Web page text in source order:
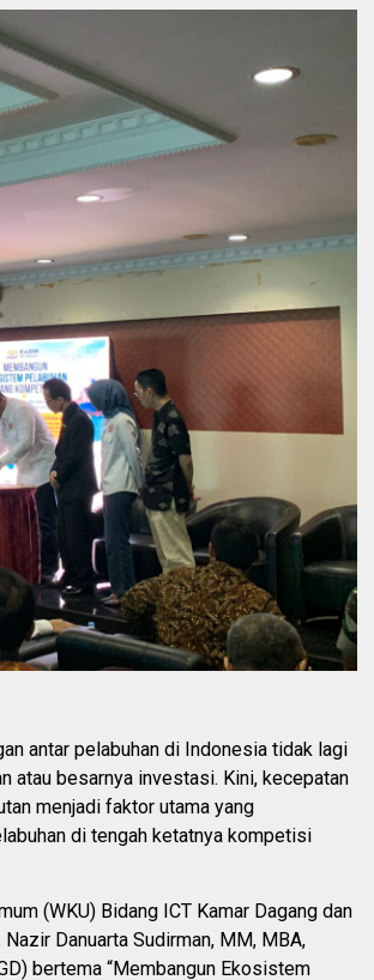
antar pelabuhan di Indonesia tidak lagi
atau besarnya investasi. Kini, kecepatan
menjadi faktor utama yang
di tengah ketatnya kompetisi
(WKU) Bidang ICT Kamar Dagang dan
Danuarta Sudirman, MM, MBA,
bertema “Membangun Ekosistem